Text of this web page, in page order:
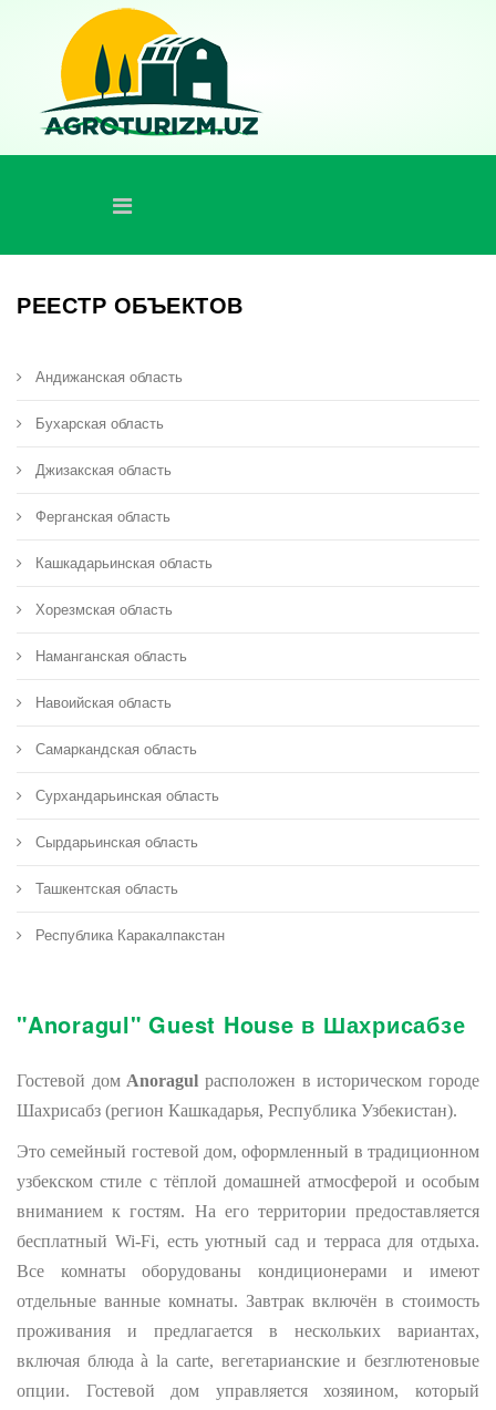
РЕЕСТР ОБЪЕКТОВ
Андижанская область
Бухарская область
Джизакская область
Ферганская область
Кашкадарьинская область
Хорезмская область
Наманганская область
Навоийская область
Самаркандская область
Сурхандарьинская область
Сырдарьинская область
Ташкентская область
Республика Каракалпакстан
"Anoragul" Guest House в Шахрисабзе
Гостевой дом Anoragul расположен в историческом городе
Шахрисабз (регион Кашкадарья, Республика Узбекистан).
Это семейный гостевой дом, оформленный в традиционном
узбекском стиле с тёплой домашней атмосферой и особым
вниманием к гостям. На его территории предоставляется
бесплатный Wi-Fi, есть уютный сад и терраса для отдыха.
Все комнаты оборудованы кондиционерами и имеют
отдельные ванные комнаты. Завтрак включён в стоимость
проживания и предлагается в нескольких вариантах,
включая блюда à la carte, вегетарианские и безглютеновые
опции. Гостевой дом управляется хозяином, который